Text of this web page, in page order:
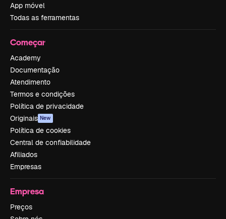
App móvel
Todas as ferramentas
Começar
Academy
Documentação
Atendimento
Termos e condições
Política de privacidade
Originais New
Política de cookies
Central de confiabilidade
Afiliados
Empresas
Empresa
Preços